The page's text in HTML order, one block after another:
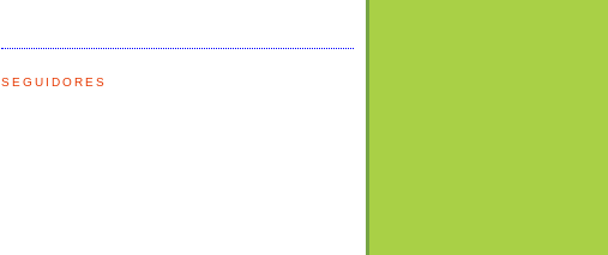
SEGUIDORES